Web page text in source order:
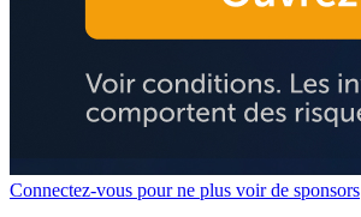
Connectez-vous pour ne plus voir de sponsors